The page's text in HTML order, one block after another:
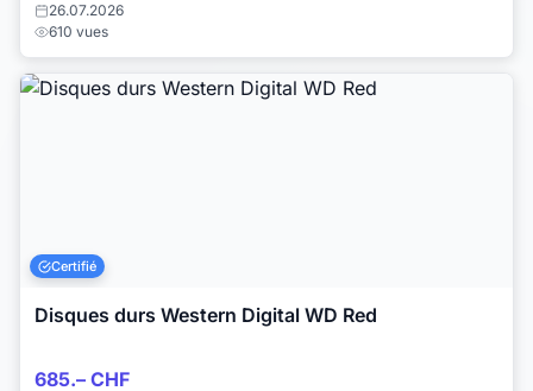
26.07.2026
610 vues
Certifié
Disques durs Western Digital WD Red
685.– CHF